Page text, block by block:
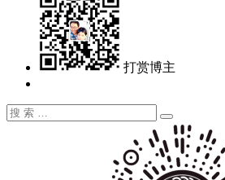
打赏博主
搜
搜
索